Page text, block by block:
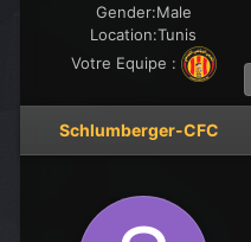
Gender:Male
Location:Tunis
Votre Equipe :
Schlumberger-CFC